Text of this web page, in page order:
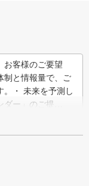
お客様のご要望
制と情報量で、ご
・ 未来を予測し
ダー」のご提
宅リフォームをオ